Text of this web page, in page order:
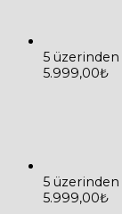
5 üzerinden
5.999,00₺
5 üzerinden
5.999,00₺